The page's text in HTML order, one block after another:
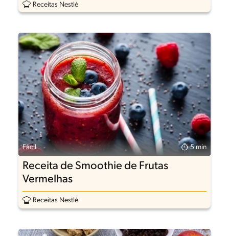
Receitas Nestlé
Fácil 5 min
Receita de Smoothie de Frutas
Vermelhas
Receitas Nestlé